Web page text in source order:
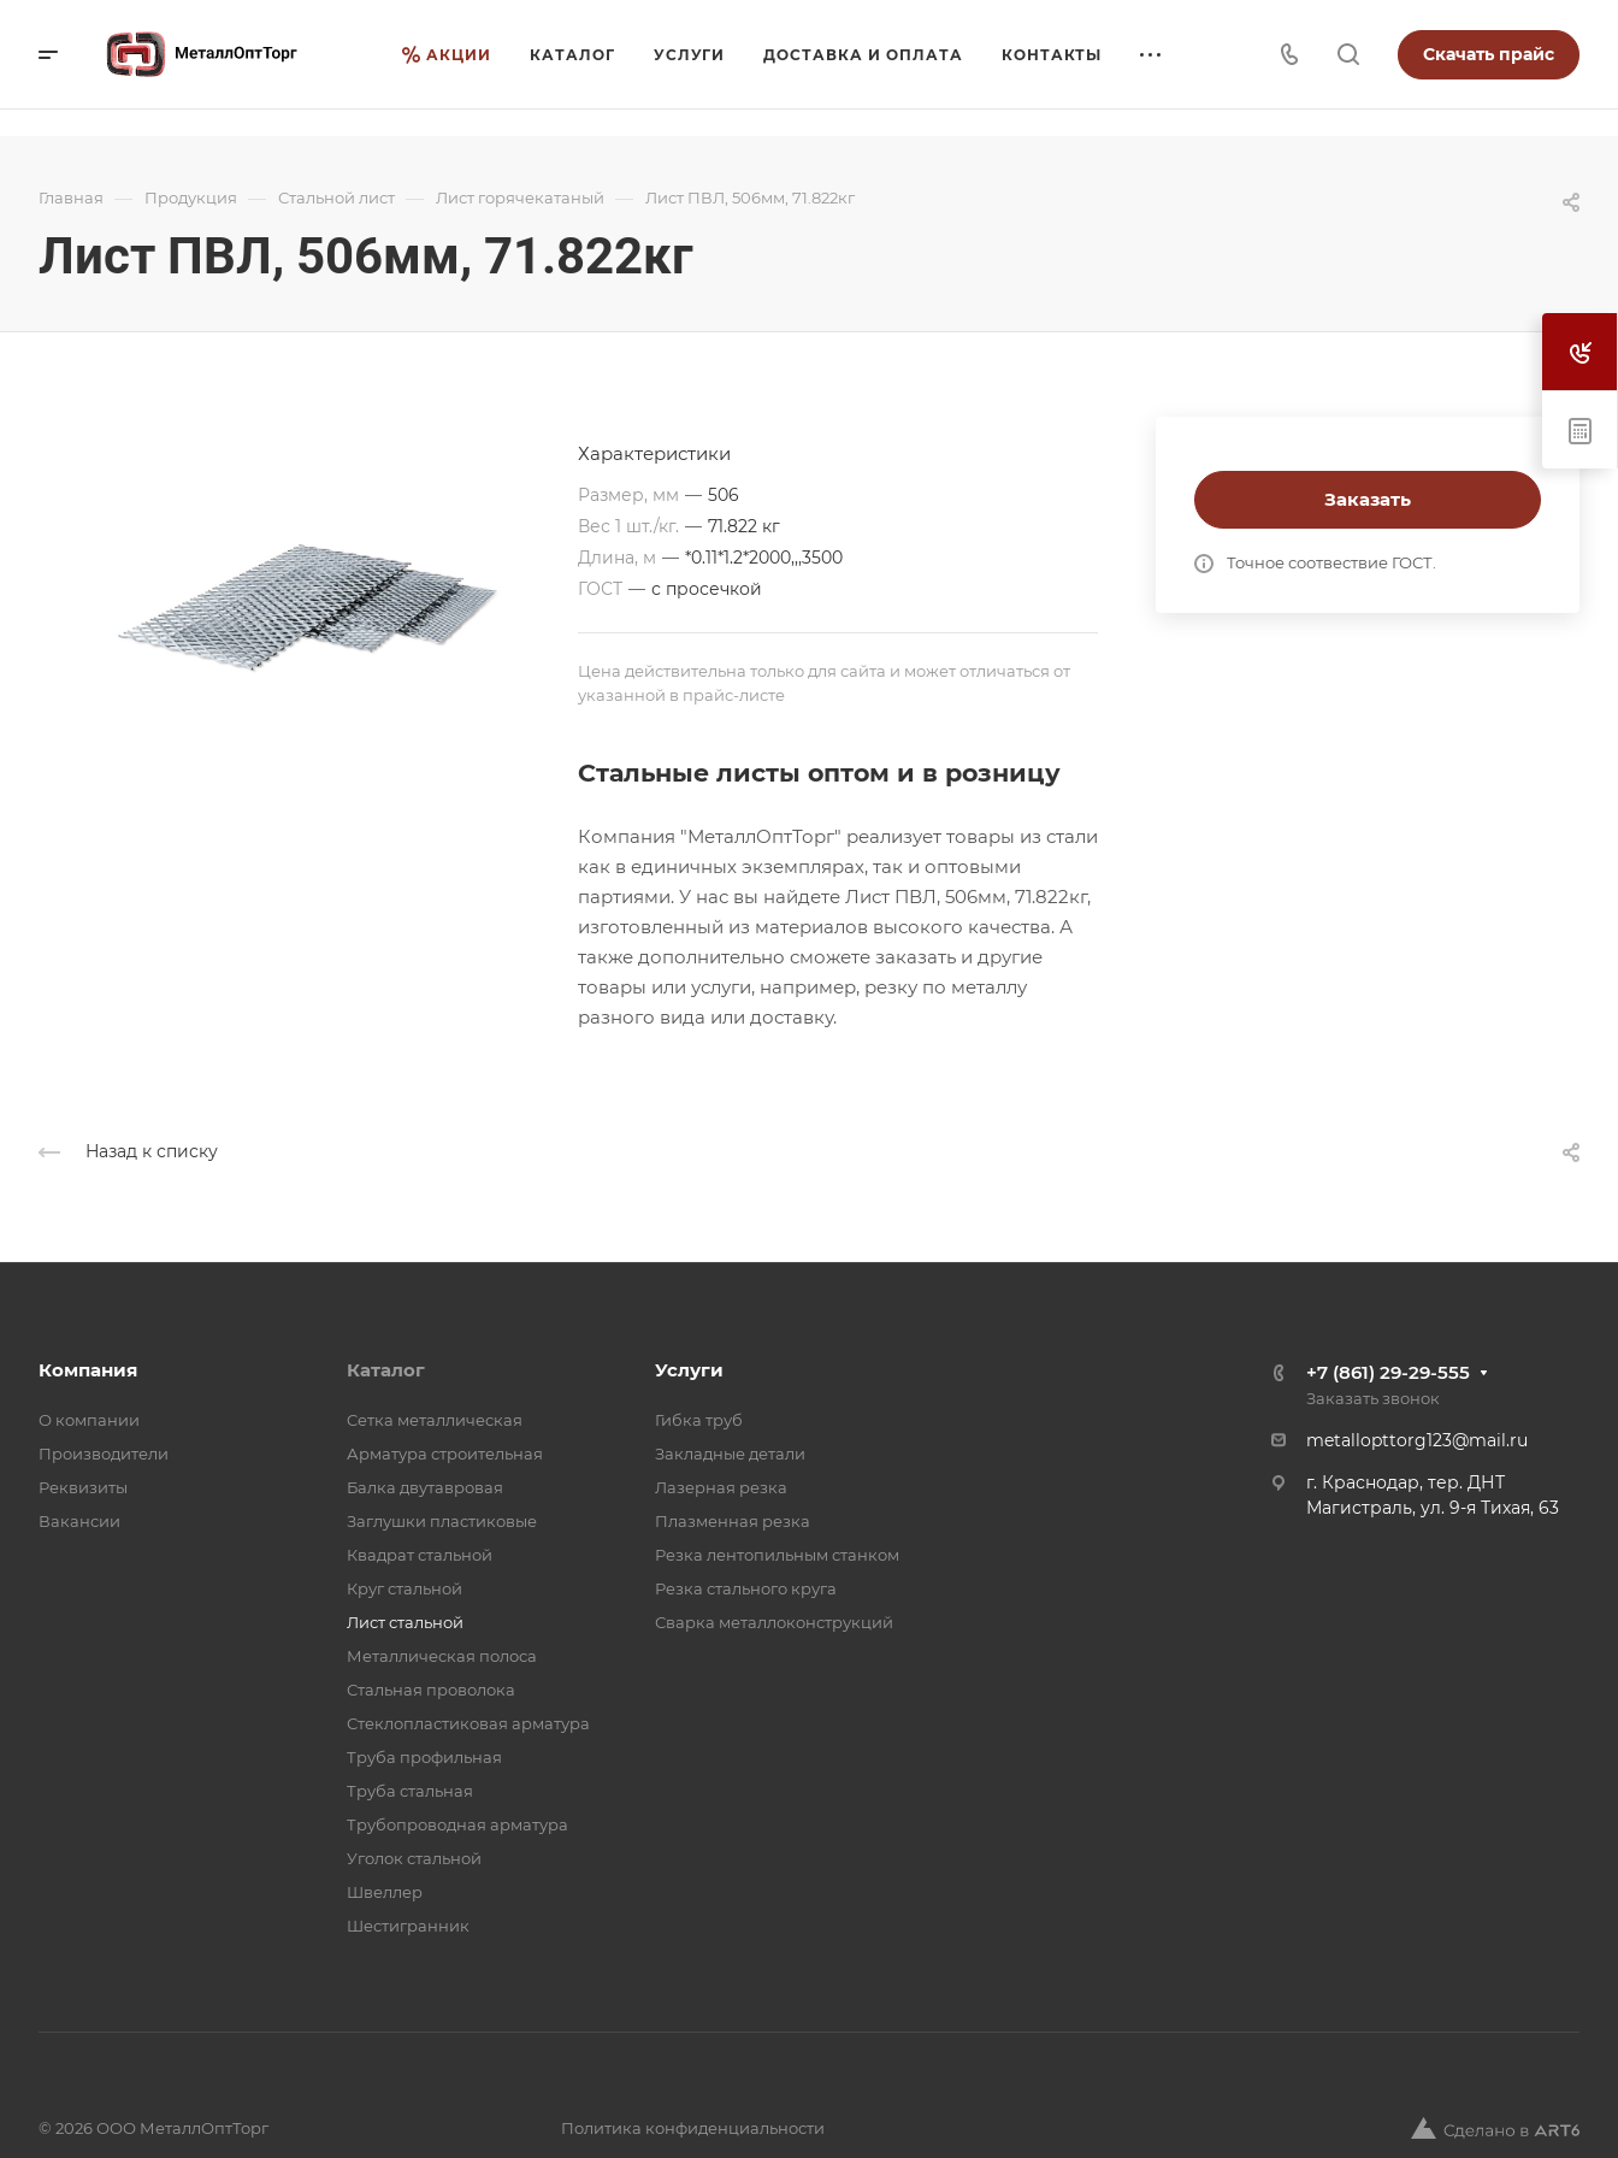
АКЦИИ КАТАЛОГ УСЛУГИ ДОСТАВКА И ОПЛАТА КОНТАКТЫ Скачать прайс
Главная — Продукция — Стальной лист — Лист горячекатаный — Лист ПВЛ, 506мм, 71.822кг
Лист ПВЛ, 506мм, 71.822кг
Заказать
Точное соотвествие ГОСТ.
Характеристики
Размер, мм — 506
Вес 1 шт./кг. — 71.822 кг
Длина, м — *0.11*1.2*2000,,,3500
ГОСТ — с просечкой
Цена действительна только для сайта и может отличаться от
указанной в прайс-листе
Стальные листы оптом и в розницу
Компания "МеталлОптТорг" реализует товары из стали
как в единичных экземплярах, так и оптовыми
партиями. У нас вы найдете Лист ПВЛ, 506мм, 71.822кг,
изготовленный из материалов высокого качества. А
также дополнительно сможете заказать и другие
товары или услуги, например, резку по металлу
разного вида или доставку.
Назад к списку
Компания
О компании
Производители
Реквизиты
Вакансии
Каталог
Cетка металлическая
Арматура строительная
Балка двутавровая
Заглушки пластиковые
Квадрат стальной
Круг стальной
Лист стальной
Металлическая полоса
Стальная проволока
Стеклопластиковая арматура
Труба профильная
Труба стальная
Трубопроводная арматура
Уголок стальной
Швеллер
Шестигранник
Услуги
Гибка труб
Закладные детали
Лазерная резка
Плазменная резка
Резка лентопильным станком
Резка стального круга
Сварка металлоконструкций
+7 (861) 29-29-555
Заказать звонок
metallopttorg123@mail.ru
г. Краснодар, тер. ДНТ
Магистраль, ул. 9-я Тихая, 63
© 2026 ООО МеталлОптТорг Политика конфиденциальности